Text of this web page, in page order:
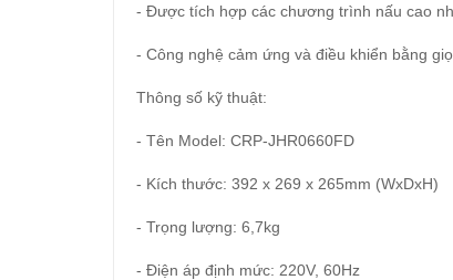
- Được tích hợp các chương trình nấu cao
- Công nghệ cảm ứng và điều khiển bằng
Thông số kỹ thuật:
- Tên Model: CRP-JHR0660FD
- Kích thước: 392 x 269 x 265mm (WxDxH)
- Trọng lượng: 6,7kg
- Điện áp định mức: 220V, 60Hz